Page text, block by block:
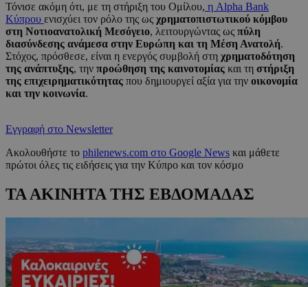
Τόνισε ακόμη ότι, με τη στήριξη του Ομίλου, η Alpha Bank
Κύπρου ενισχύει τον ρόλο της ως χρηματοπιστωτικού κόμβου
στη Νοτιοανατολική Μεσόγειο, λειτουργώντας ως πύλη
διασύνδεσης ανάμεσα στην Ευρώπη και τη Μέση Ανατολή.
Στόχος, πρόσθεσε, είναι η ενεργός συμβολή στη χρηματοδότηση
της ανάπτυξης, την προώθηση της καινοτομίας και τη στήριξη
της επιχειρηματικότητας που δημιουργεί αξία για την οικονομία
και την κοινωνία.
Εγγραφή στο Newsletter
Ακολουθήστε το philenews.com στο Google News και μάθετε
πρώτοι όλες τις ειδήσεις για την Κύπρο και τον κόσμο
ΤΑ ΑΚΙΝΗΤΑ ΤΗΣ ΕΒΔΟΜΑΔΑΣ